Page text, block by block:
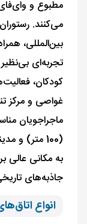
مطبوع و
می‌کنند.
بین‌المللی،
تجربه‌ای
کودکان،
غواصی و مرکز
ماجراجویان
به مکانی عالی
جاذبه‌های
انواع